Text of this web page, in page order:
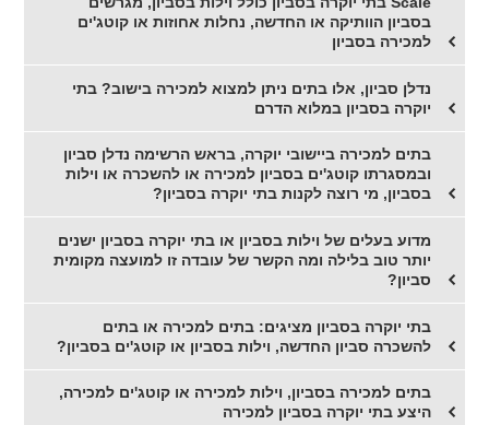
בסביון הוותיקה או החדשה, נחלות אחוזות או קוטג'ים
למכירה בסביון
נדלן סביון, אלו בתים ניתן למצוא למכירה בישוב? בתי
יוקרה בסביון במלוא הדרם
בתים למכירה ביישובי יוקרה, בראש הרשימה נדלן סביון
ובמסגרתו קוטג'ים בסביון למכירה או להשכרה או וילות
בסביון, מי רוצה לקנות בתי יוקרה בסביון?
מדוע בעלים של וילות בסביון או בתי יוקרה בסביון ישנים
יותר טוב בלילה ומה הקשר של עובדה זו למועצה מקומית
סביון?
בתי יוקרה בסביון מציגים: בתים למכירה או בתים
להשכרה סביון החדשה, וילות בסביון או קוטג'ים בסביון?
בתים למכירה בסביון, וילות למכירה או קוטג'ים למכירה,
היצע בתי יוקרה בסביון למכירה